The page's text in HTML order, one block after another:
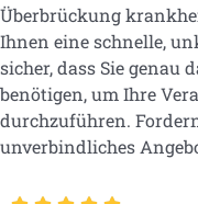
Überbrückung
Ihnen eine schnelle,
sicher, dass Sie genau
benötigen, um Ihre
durchzuführen.
unverbindliches